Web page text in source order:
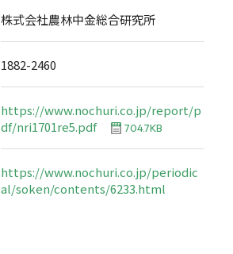
株式会社農林中金総合研究所
1882-2460
https://www.nochuri.co.jp/report/p
df/nri1701re5.pdf
704.7KB
https://www.nochuri.co.jp/periodic
al/soken/contents/6233.html